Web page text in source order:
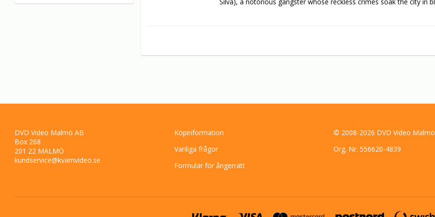
DVD Video Malmö AB
Box 268
201 22 MALMÖ
kundservice@kvarnvideo.se
Köpinformation
Vanliga frågor
Formulär för ångerrätt
© 2008-2026 DVD Video
Org. Nr. 556620-4839